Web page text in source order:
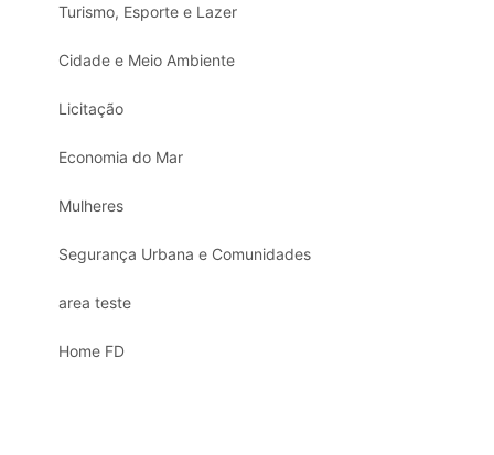
Turismo, Esporte e Lazer
Cidade e Meio Ambiente
Licitação
Economia do Mar
Mulheres
Segurança Urbana e Comunidades
area teste
Home FD